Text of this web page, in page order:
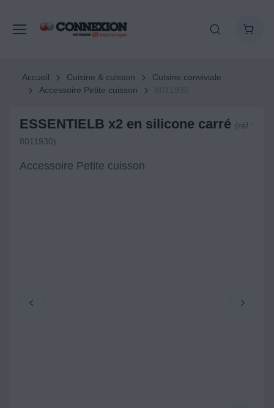
Accueil Cuisine & cuisson
Cuisine conviviale
Accessoire Petite cuisson
ESSENTIELB x2 en silicone carré (réf :
8011930)
Accessoire Petite cuisson